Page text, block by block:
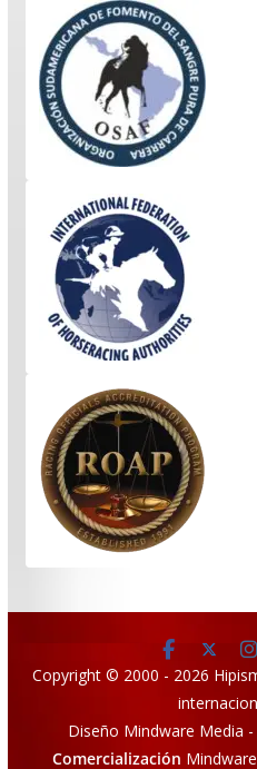
Copyright © 2000 - 2026
Diseño Mindware Media
Comercialización